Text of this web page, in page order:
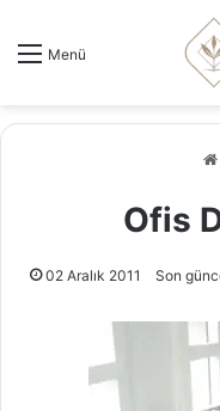
Menü
Ofis
02 Aralık 2011 Son